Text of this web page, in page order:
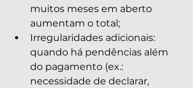
muitos meses em aberto
aumentam o total;
Irregularidades adicionais:
quando há pendências além
do pagamento (ex.:
necessidade de declarar,